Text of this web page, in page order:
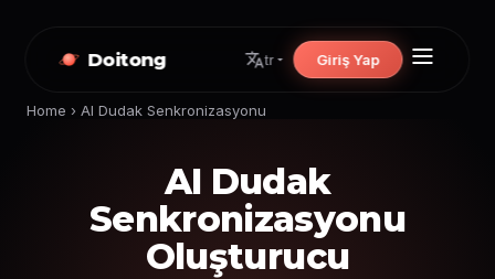
Doitong tr Giriş Yap
Home › AI Dudak Senkronizasyonu
AI Dudak
Senkronizasyonu
Oluşturucu